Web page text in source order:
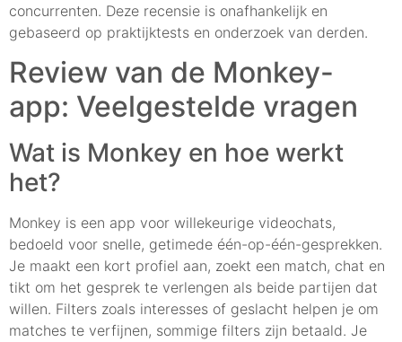
concurrenten. Deze recensie is onafhankelijk en
gebaseerd op praktijktests en onderzoek van derden.
Review van de Monkey-
app: Veelgestelde vragen
Wat is Monkey en hoe werkt
het?
Monkey is een app voor willekeurige videochats,
bedoeld voor snelle, getimede één-op-één-gesprekken.
Je maakt een kort profiel aan, zoekt een match, chat en
tikt om het gesprek te verlengen als beide partijen dat
willen. Filters zoals interesses of geslacht helpen je om
matches te verfijnen, sommige filters zijn betaald. Je